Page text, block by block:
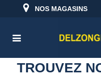
NOS MAGASINS
TROUVEZ